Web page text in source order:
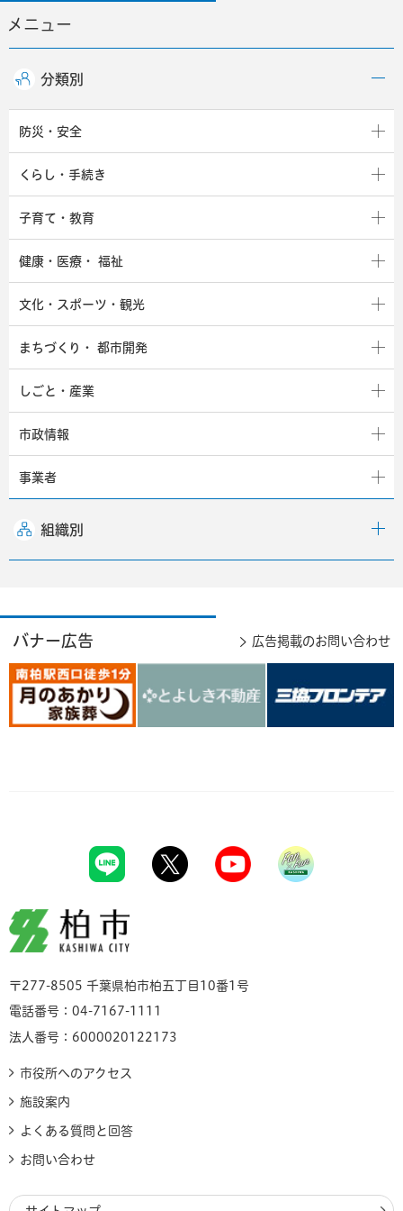
メニュー
分類別
防災・安全
くらし・手続き
子育て・教育
健康・医療・ 福祉
文化・スポーツ・観光
まちづくり・ 都市開発
しごと・産業
市政情報
事業者
組織別
バナー広告 広告掲載のお問い合わせ
柏市
〒277-8505 千葉県柏市柏五丁目10番1号
電話番号：04-7167-1111
法人番号：6000020122173
市役所へのアクセス
施設案内
よくある質問と回答
お問い合わせ